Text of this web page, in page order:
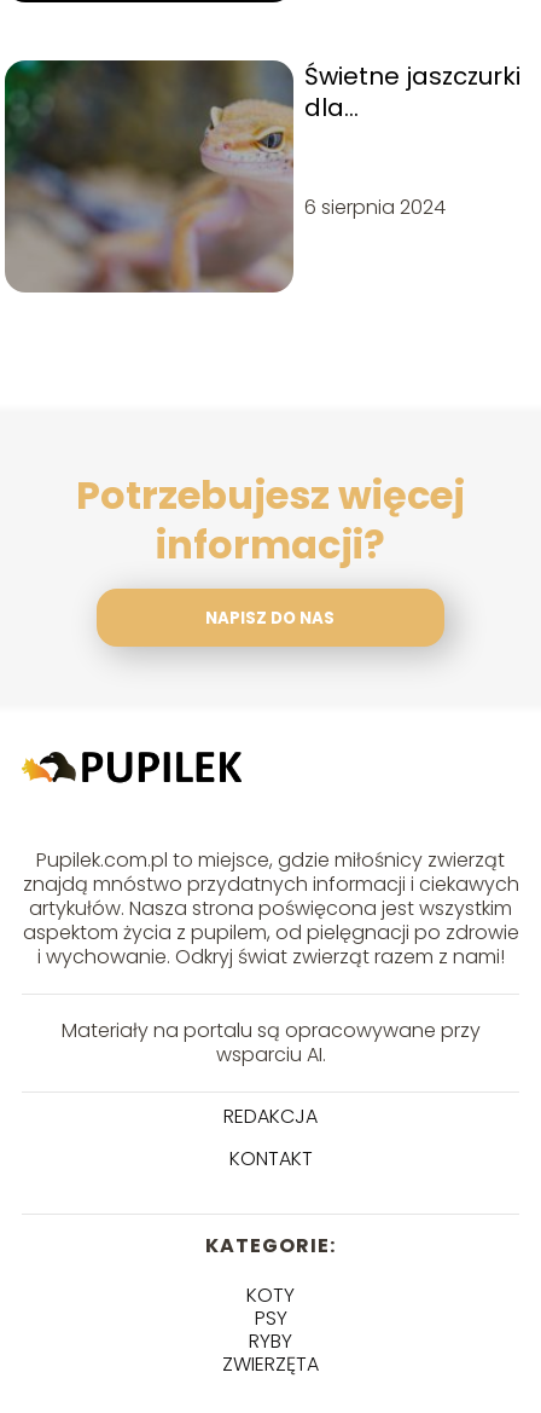
Świetne jaszczurki
dla
6 sierpnia 2024
Potrzebujesz więcej
informacji?
NAPISZ DO NAS
Pupilek.com.pl to miejsce, gdzie miłośnicy zwierząt
znajdą mnóstwo przydatnych informacji i ciekawych
artykułów. Nasza strona poświęcona jest wszystkim
aspektom życia z pupilem, od pielęgnacji po zdrowie
i wychowanie. Odkryj świat zwierząt razem z nami!
Materiały na portalu są opracowywane przy
wsparciu AI.
REDAKCJA
KONTAKT
KATEGORIE:
KOTY
PSY
RYBY
ZWIERZĘTA